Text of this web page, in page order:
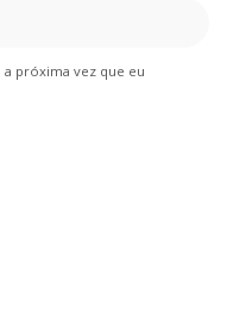
a próxima vez que eu